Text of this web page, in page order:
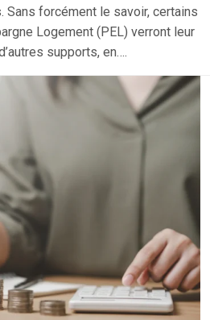
Sans forcément le savoir, certains
Logement (PEL) verront leur
supports, en….